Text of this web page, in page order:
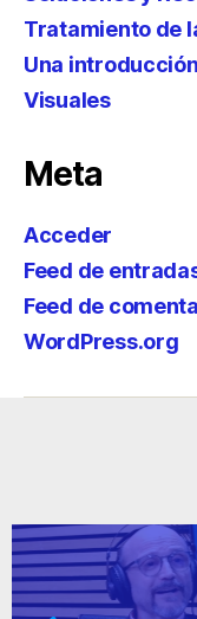
Tratamiento de
Una introducción
Visuales
Meta
Acceder
Feed de
Feed de
WordPress.org